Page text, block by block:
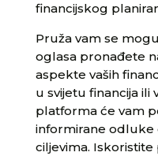
financijskog
Pruža vam se
oglasa pronađete
aspekte vaših
u svijetu financija ili
platforma će vam
informirane odluke
ciljevima.